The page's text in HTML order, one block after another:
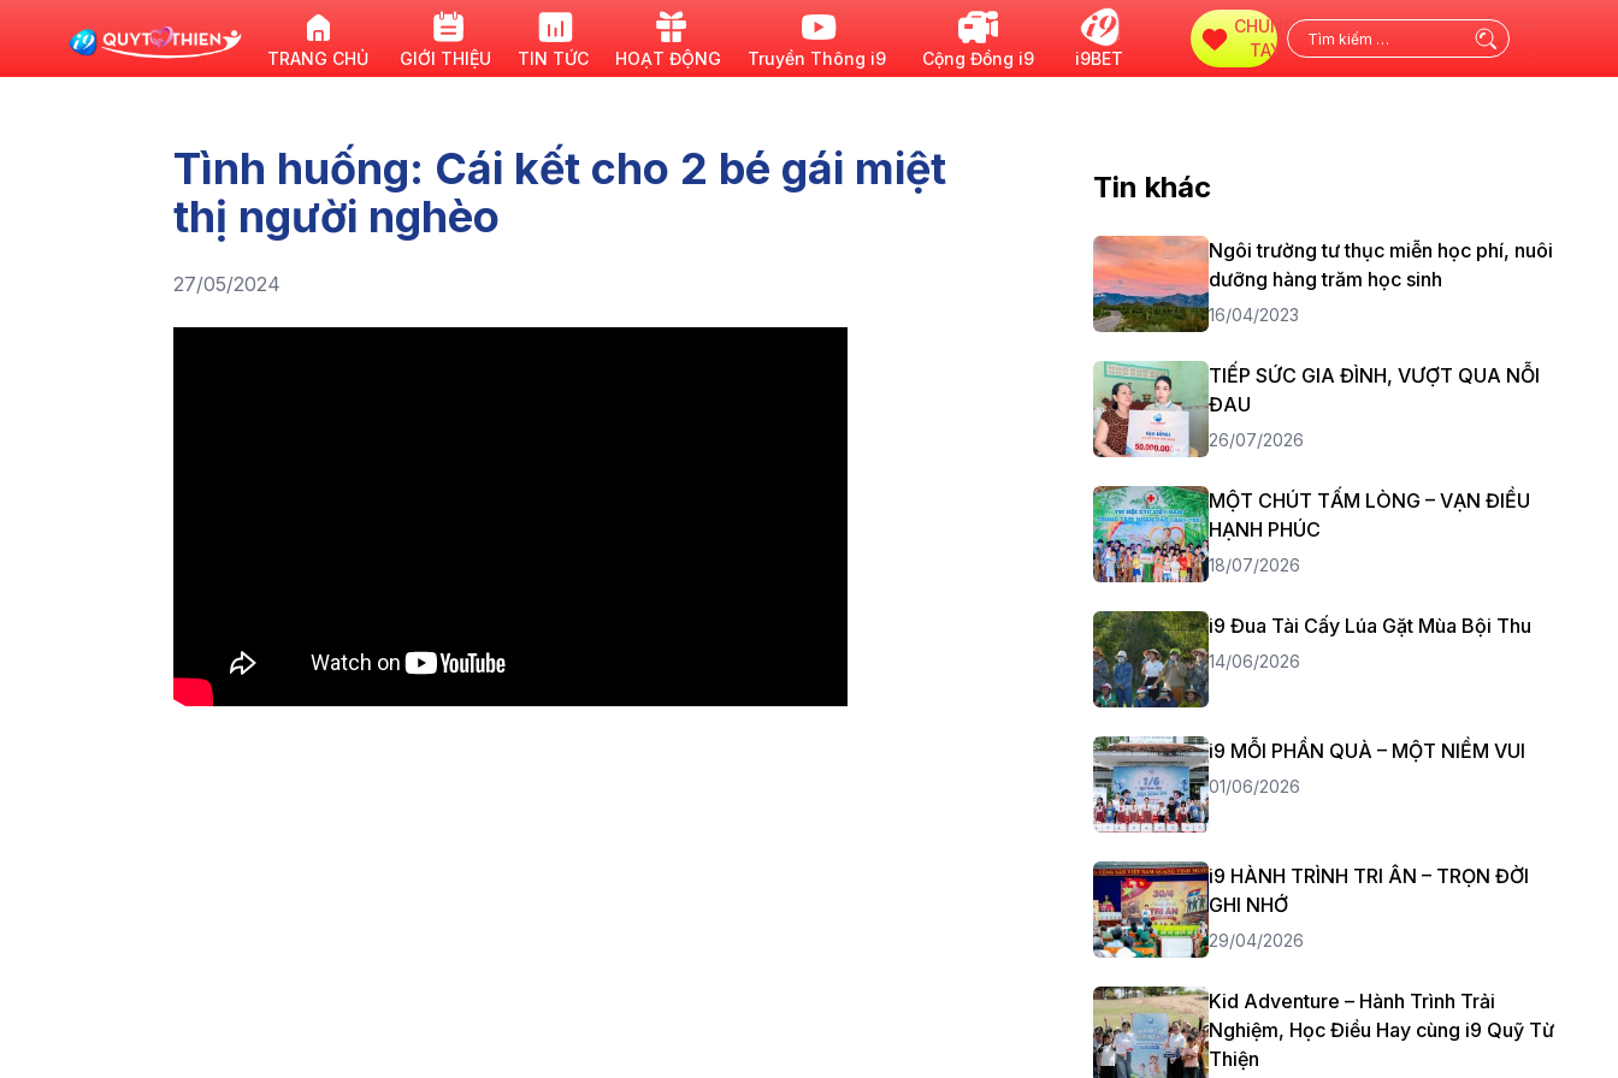
TRANG CHỦ GIỚI THIỆU TIN TỨC HOẠT ĐỘNG Truyền Thông i9 Cộng Đồng i9 i9BET
CHUNG
TAY
kiếm
Tình huống: Cái kết cho 2 bé gái miệt
thị người nghèo
27/05/2024
Tin khác
Ngôi trường tư thục miễn học phí, nuôi
dưỡng hàng trăm học sinh
16/04/2023
TIẾP SỨC GIA ĐÌNH, VƯỢT QUA NỖI
ĐAU
26/07/2026
MỘT CHÚT TẤM LÒNG – VẠN ĐIỀU
HẠNH PHÚC
18/07/2026
i9 Đua Tài Cấy Lúa Gặt Mùa Bội Thu
14/06/2026
i9 MỖI PHẦN QUÀ – MỘT NIỀM VUI
01/06/2026
i9 HÀNH TRÌNH TRI ÂN – TRỌN ĐỜI
GHI NHỚ
29/04/2026
Kid Adventure – Hành Trình Trải
Nghiệm, Học Điều Hay cùng i9 Quỹ Từ
Thiện